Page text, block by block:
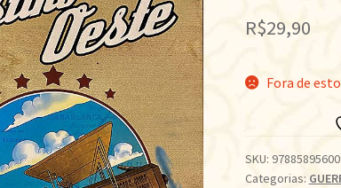
R$29,90
Fora de
SKU:
Categorias: